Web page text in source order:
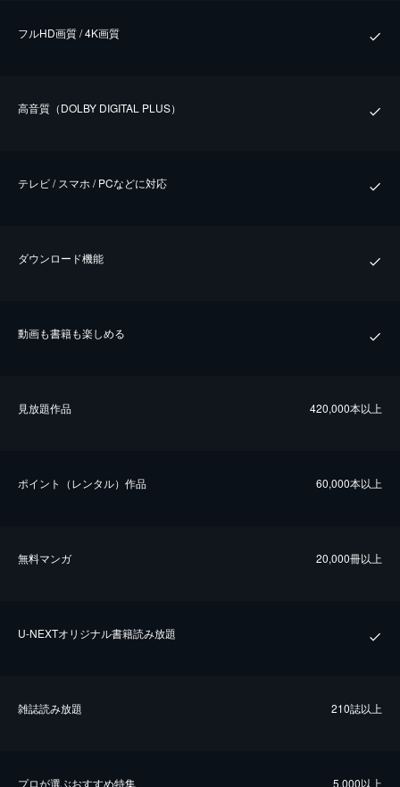
フルHD画質 / 4K画質
⾼⾳質（DOLBY DIGITAL PLUS）
テレビ / スマホ / PCなどに対応
ダウンロード機能
動画も書籍も楽しめる
⾒放題作品 420,000本以上
ポイント（レンタル）作品 60,000本以上
無料マンガ 20,000冊以上
U-NEXTオリジナル書籍読み放題
雑誌読み放題 210誌以上
プロが選ぶおすすめ特集 5,000以上